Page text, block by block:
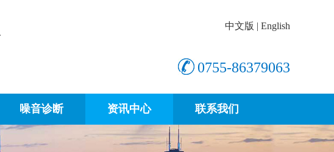
中文版 | English
0755-86379063
噪音诊断 资讯中心 联系我们